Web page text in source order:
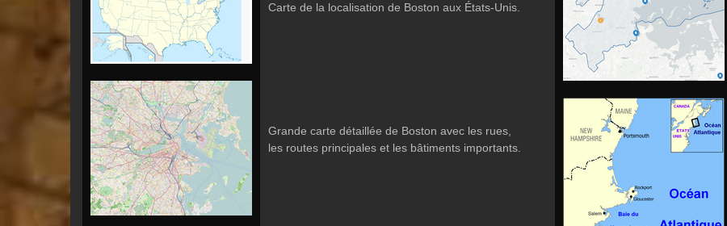
Carte de la localisation de Boston aux États-Unis.
Grande carte détaillée de Boston avec les rues,
les routes principales et les bâtiments importants.